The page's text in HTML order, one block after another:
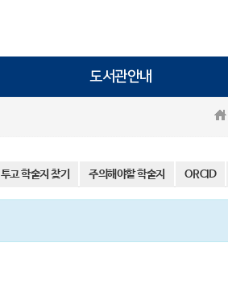
도서관안내
투고 학술지 찾기 주의해야할 학술지 ORCID